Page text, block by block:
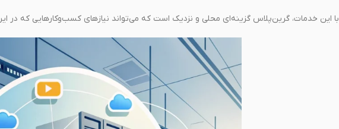
با این خدمات، گرین‌پلاس گزینه‌ای محلی و نزدیک است که می‌تواند نیازهای کسب‌وکارهایی که در